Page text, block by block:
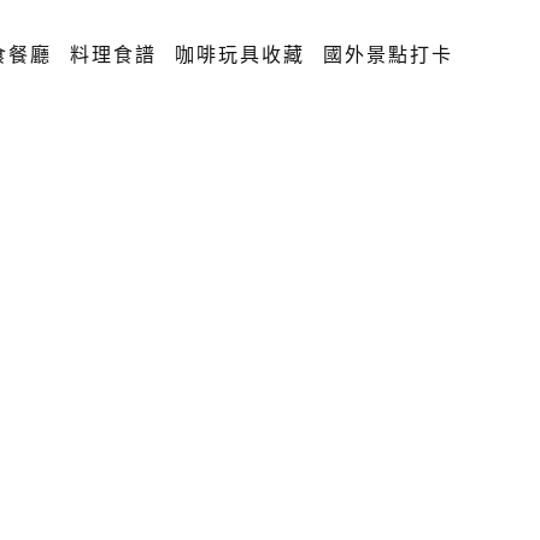
餐廳 料理食譜 咖啡玩具收藏 國外景點打卡